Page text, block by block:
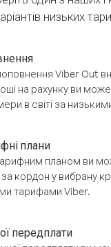
низьких
Viber Out
на рахунку ви
в світі за
плани
планом ви
кордон у вибрану
тарифами Viber.
передплати